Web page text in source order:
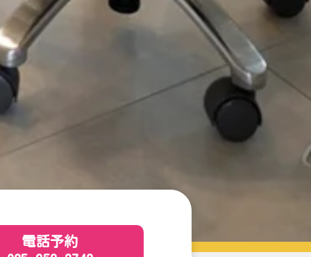
電話予約